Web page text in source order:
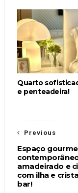
Quarto
e penteadeira!
Previous
Espaço
amadeirado e
com ilha e
bar!